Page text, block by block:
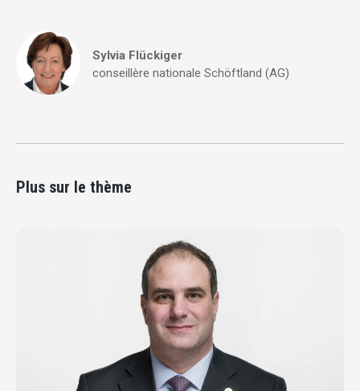
Sylvia Flückiger
conseillère nationale Schöftland (AG)
Plus sur le thème